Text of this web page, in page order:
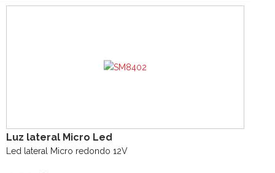
Luz lateral Micro Led
Led lateral Micro redondo 12V